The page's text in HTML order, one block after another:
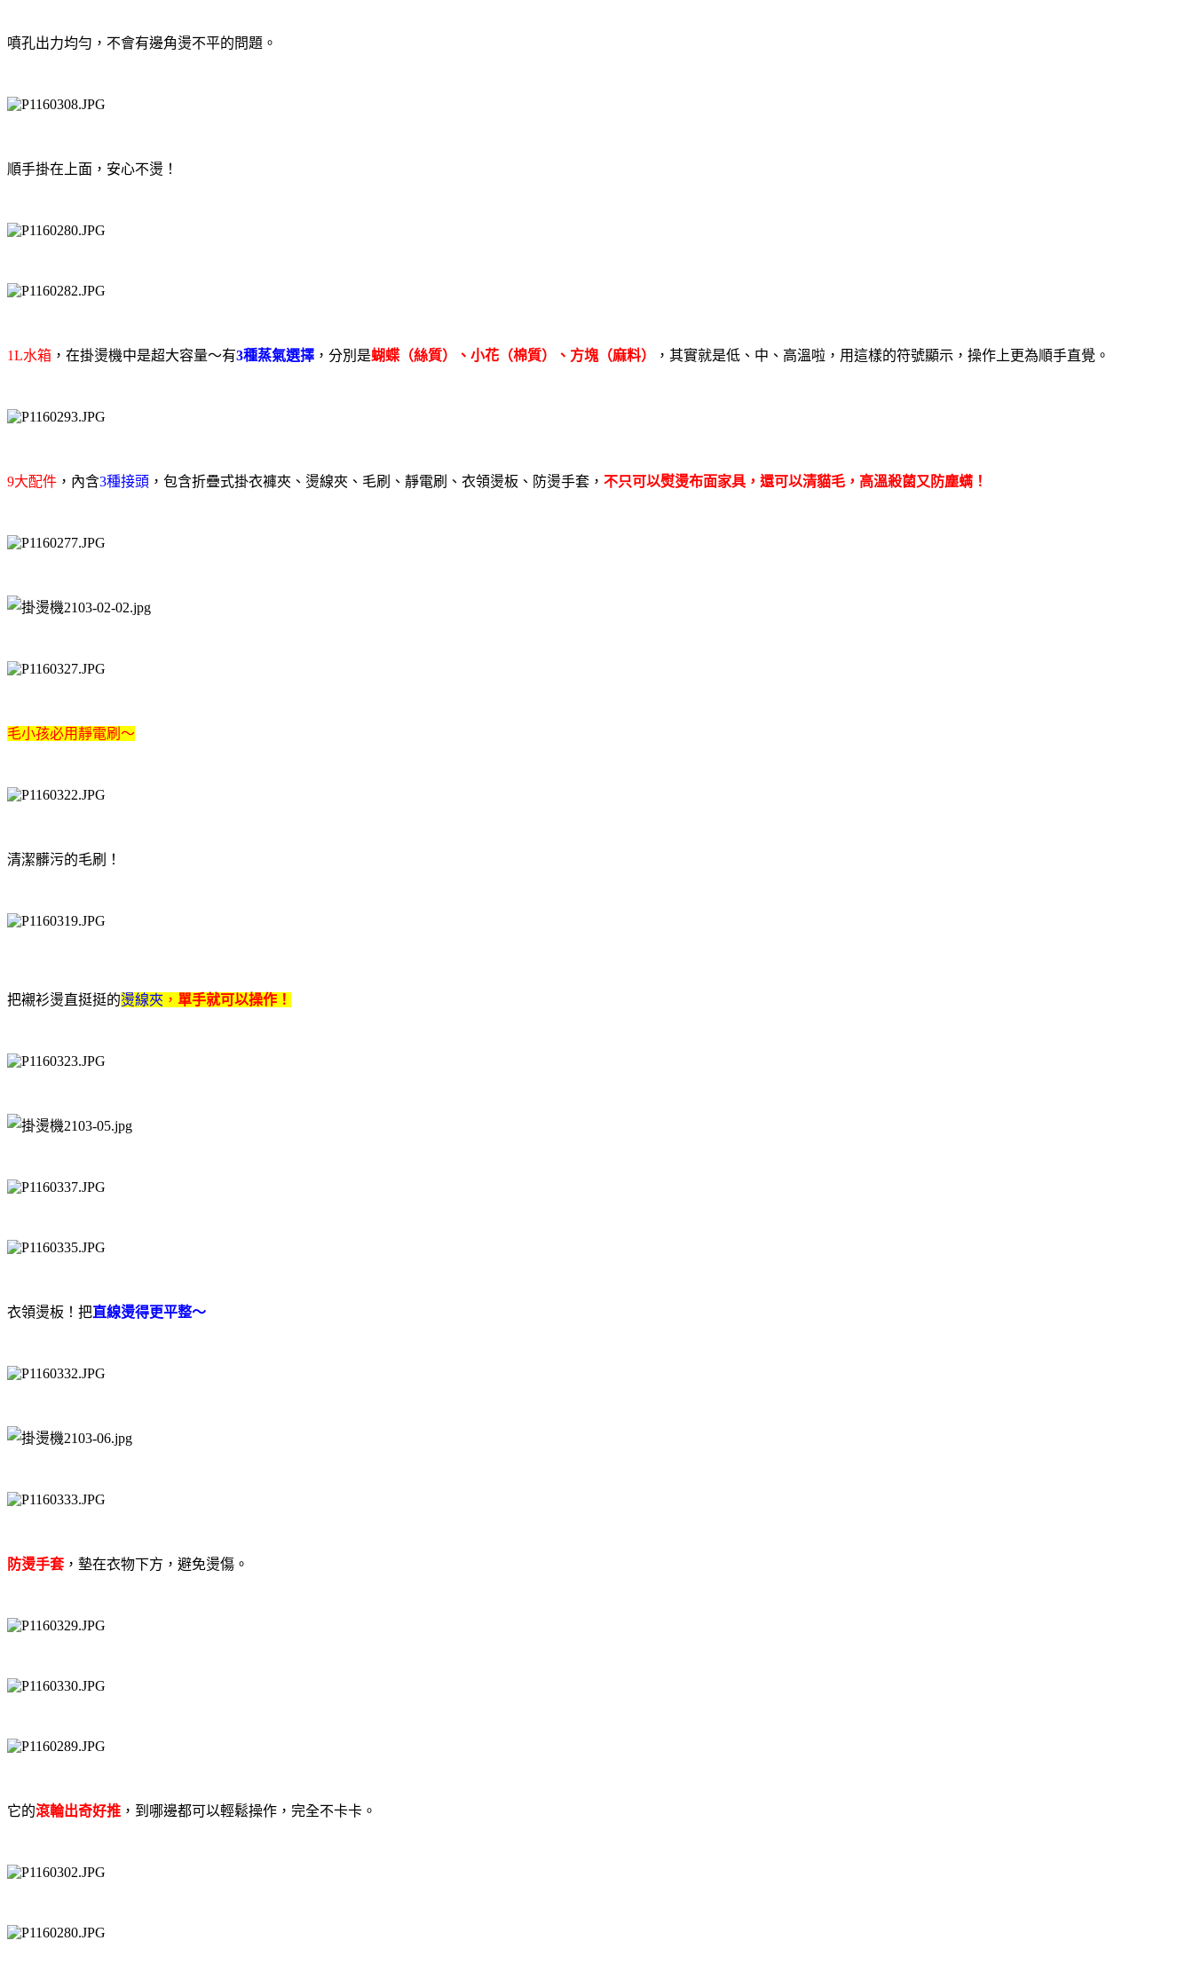
噴孔出力均勻，不會有邊角燙不平的問題。
順手掛在上面，安心不燙！
1L水箱 ，在掛燙機中是超大容量～有3種蒸氣選擇 ，分別是蝴蝶（絲質）、小花（棉質）、方塊（麻料） ，其實就是低、中、高溫啦，用這樣的符號顯示，操作上更為順手直覺。
9大配件 ，內含3種接頭 ，包含折疊式掛衣褲夾、燙線夾、毛刷、靜電刷、衣領燙板、防燙手套， 不只可以熨燙布面家具，還可以清貓毛，高溫殺菌又防塵螨！
毛小孩必用靜電刷～
清潔髒污的毛刷！
把襯衫燙直挺挺的燙線夾 ， 單手就可以操作！
衣領燙板！把直線燙得更平整～
防燙手套，墊在衣物下方，避免燙傷。
它的滾輪出奇好推 ，到哪邊都可以輕鬆操作，完全不卡卡。